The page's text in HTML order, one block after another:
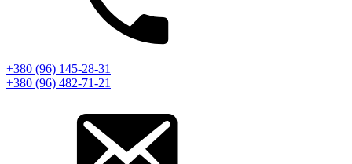
+380 (96) 145-28-31
+380 (96) 482-71-21